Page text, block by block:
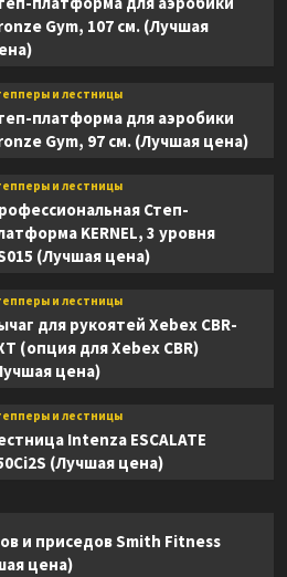
Gym, 107 см. (Лучшая
и лестницы
платформа для аэробики
Gym, 97 см. (Лучшая цена)
и лестницы
Степ-
KERNEL, 3 уровня
(Лучшая цена)
и лестницы
для рукоятей Xebex CBR-
(опция для Xebex CBR)
цена)
и лестницы
Intenza ESCALATE
(Лучшая цена)
и приседов Smith Fitness
цена)